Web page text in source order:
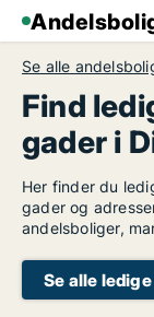
Se alle
Find
gader i
Her finder du
gader og
andelsboliger,
Se alle